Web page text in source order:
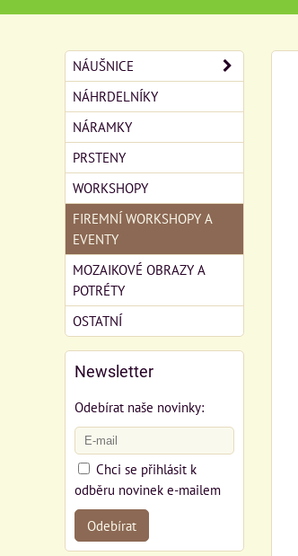
NÁUŠNICE
NÁHRDELNÍKY
NÁRAMKY
PRSTENY
WORKSHOPY
FIREMNÍ WORKSHOPY A
EVENTY
MOZAIKOVÉ OBRAZY A
POTRÉTY
OSTATNÍ
Newsletter
Odebírat naše novinky:
Chci se přihlásit k
odběru novinek e-mailem
Odebírat